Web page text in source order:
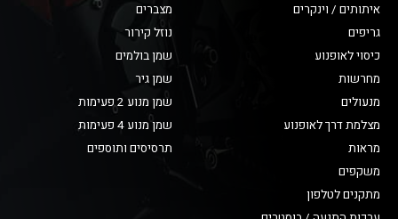
איתותים / וינקרים
גריפים
כיסוי לאופנוע
מחרשות
מנעולים
מצלמת דרך לאופנוע
מראות
משקפים
מתקנים לטלפון
מצברים
נוזל קירור
שמן בולמים
שמן גיר
שמן מנוע 2 פעימות
שמן מנוע 4 פעימות
תרסיסים ותוספים